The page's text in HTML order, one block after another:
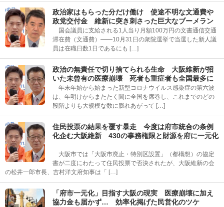
政治家はもらった分だけ働け 使途不明な文通費や
政党交付金 維新に突き刺さった巨大なブーメラン
国会議員に支給される1人当り月額100万円の文書通信交通
滞在費（文通費）――10月31日の衆院選挙で当選した新人議
員は在職日数1日であるにも […]
政治の無責任で切り捨てられる生命 大阪維新が招
いた未曾有の医療崩壊 死者も重症者も全国最多に
年末年始から始まった新型コロナウイルス感染症の第六波
は、年明けからまたたく間に全国を席巻し、これまでのどの
段階よりも大規模な数に膨れあがって […]
住民投票の結果を覆す暴走 今度は府市統合の条例
化企む大阪維新 430の事務権限と財源を府に一元化
大阪市では「大阪市廃止・特別区設置」（都構想）の協定
書が二度にわたって住民投票で否決されたが、大阪維新の会
の松井一郎市長、吉村洋文府知事は「 […]
「府市一元化」目指す大阪の現実 医療崩壊に加え
協力金も届かず… 効率化掲げた民営化のツケ